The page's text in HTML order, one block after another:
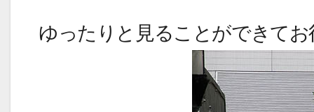
ゆったりと見ることができてお